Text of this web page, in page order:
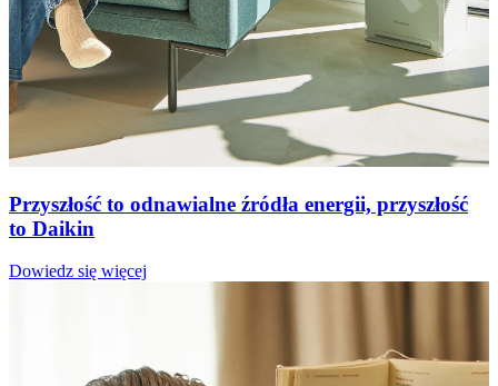
Przyszłość to odnawialne źródła energii, przyszłość
to Daikin
Dowiedz się więcej